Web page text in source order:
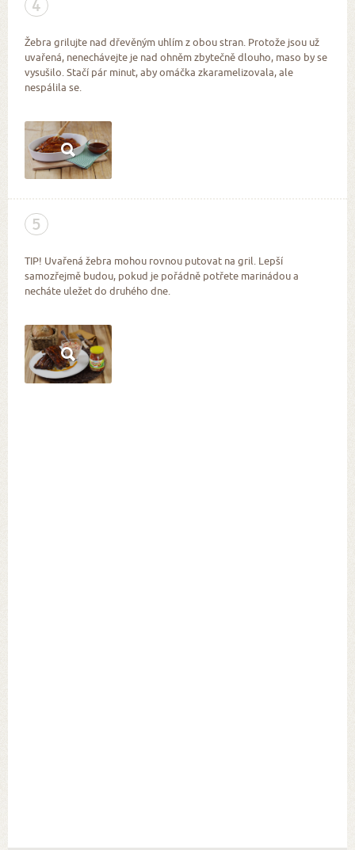
4
Žebra grilujte nad dřevěným uhlím z obou stran. Protože jsou už
uvařená, nenechávejte je nad ohněm zbytečně dlouho, maso by se
vysušilo. Stačí pár minut, aby omáčka zkaramelizovala, ale
nespálila se.
5
TIP! Uvařená žebra mohou rovnou putovat na gril. Lepší
samozřejmě budou, pokud je pořádně potřete marinádou a
necháte uležet do druhého dne.